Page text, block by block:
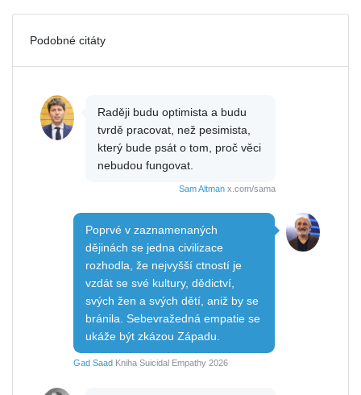
Podobné citáty
Raději budu optimista a budu
tvrdě pracovat, než pesimista,
který bude psát o tom, proč věci
nebudou fungovat.
Sam Altman x.com/sama
Poprvé v zaznamenaných
dějinách se jedna civilizace
rozhodla, že nejvyšší ctností je
vzdát se své kultury, dědictví,
svých žen a svých dětí, aniž by se
bránila. Sebevražedná empatie se
ukáže být zkázou Západu.
Gad Saad Kniha Suicidal Empathy 2026